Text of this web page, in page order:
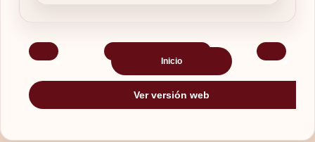
‹ ›
Inicio
Ver versión web